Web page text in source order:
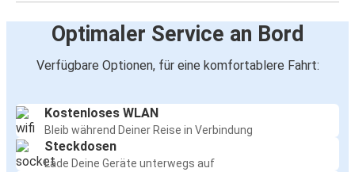
Optimaler Service an Bord
Verfügbare Optionen, für eine komfortablere Fahrt:
Kostenloses WLAN
Bleib während Deiner Reise in Verbindung
Steckdosen
Lade Deine Geräte unterwegs auf